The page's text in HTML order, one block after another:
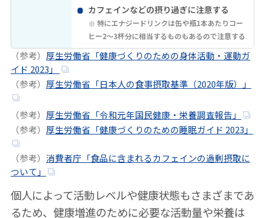
カフェインなどの摂り過ぎに注意する
特にエナジードリンクは缶や瓶1本あたりコー
ヒー2～3杯分に相当するものもあるので注意する
（参考） 厚生労働省「健康づくりのための身体活動・運動ガ
イド 2023」
（参考） 厚生労働省「日本人の食事摂取基準（2020年版）」
（参考） 厚生労働省「令和元年国民健康・栄養調査報告」
（参考） 厚生労働省「健康づくりのための睡眠ガイド 2023」
（参考） 消費者庁「食品に含まれるカフェインの過剰摂取に
ついて」
個人によって活動レベルや健康状態もさまざまであ
るため、健康増進のために必要な活動量や栄養は